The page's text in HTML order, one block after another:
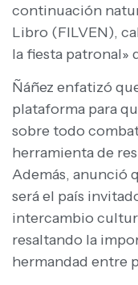
continuación
Libro (FILVEN),
la fiesta patronal»
Ñáñez enfatizó
plataforma para
sobre todo
herramienta de
Además, anunció
será el país
intercambio
resaltando la
hermandad entre